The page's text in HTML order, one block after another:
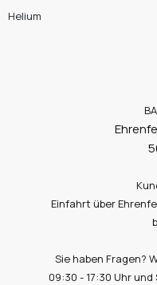
Helium
Einfahrt über
Sie haben Fragen?
09:30 - 17:30 Uhr